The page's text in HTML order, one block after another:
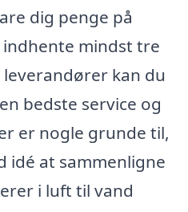
dig penge på
mindst tre
kan du
bedste service og
er nogle grunde til,
idé at sammenligne
i luft til vand